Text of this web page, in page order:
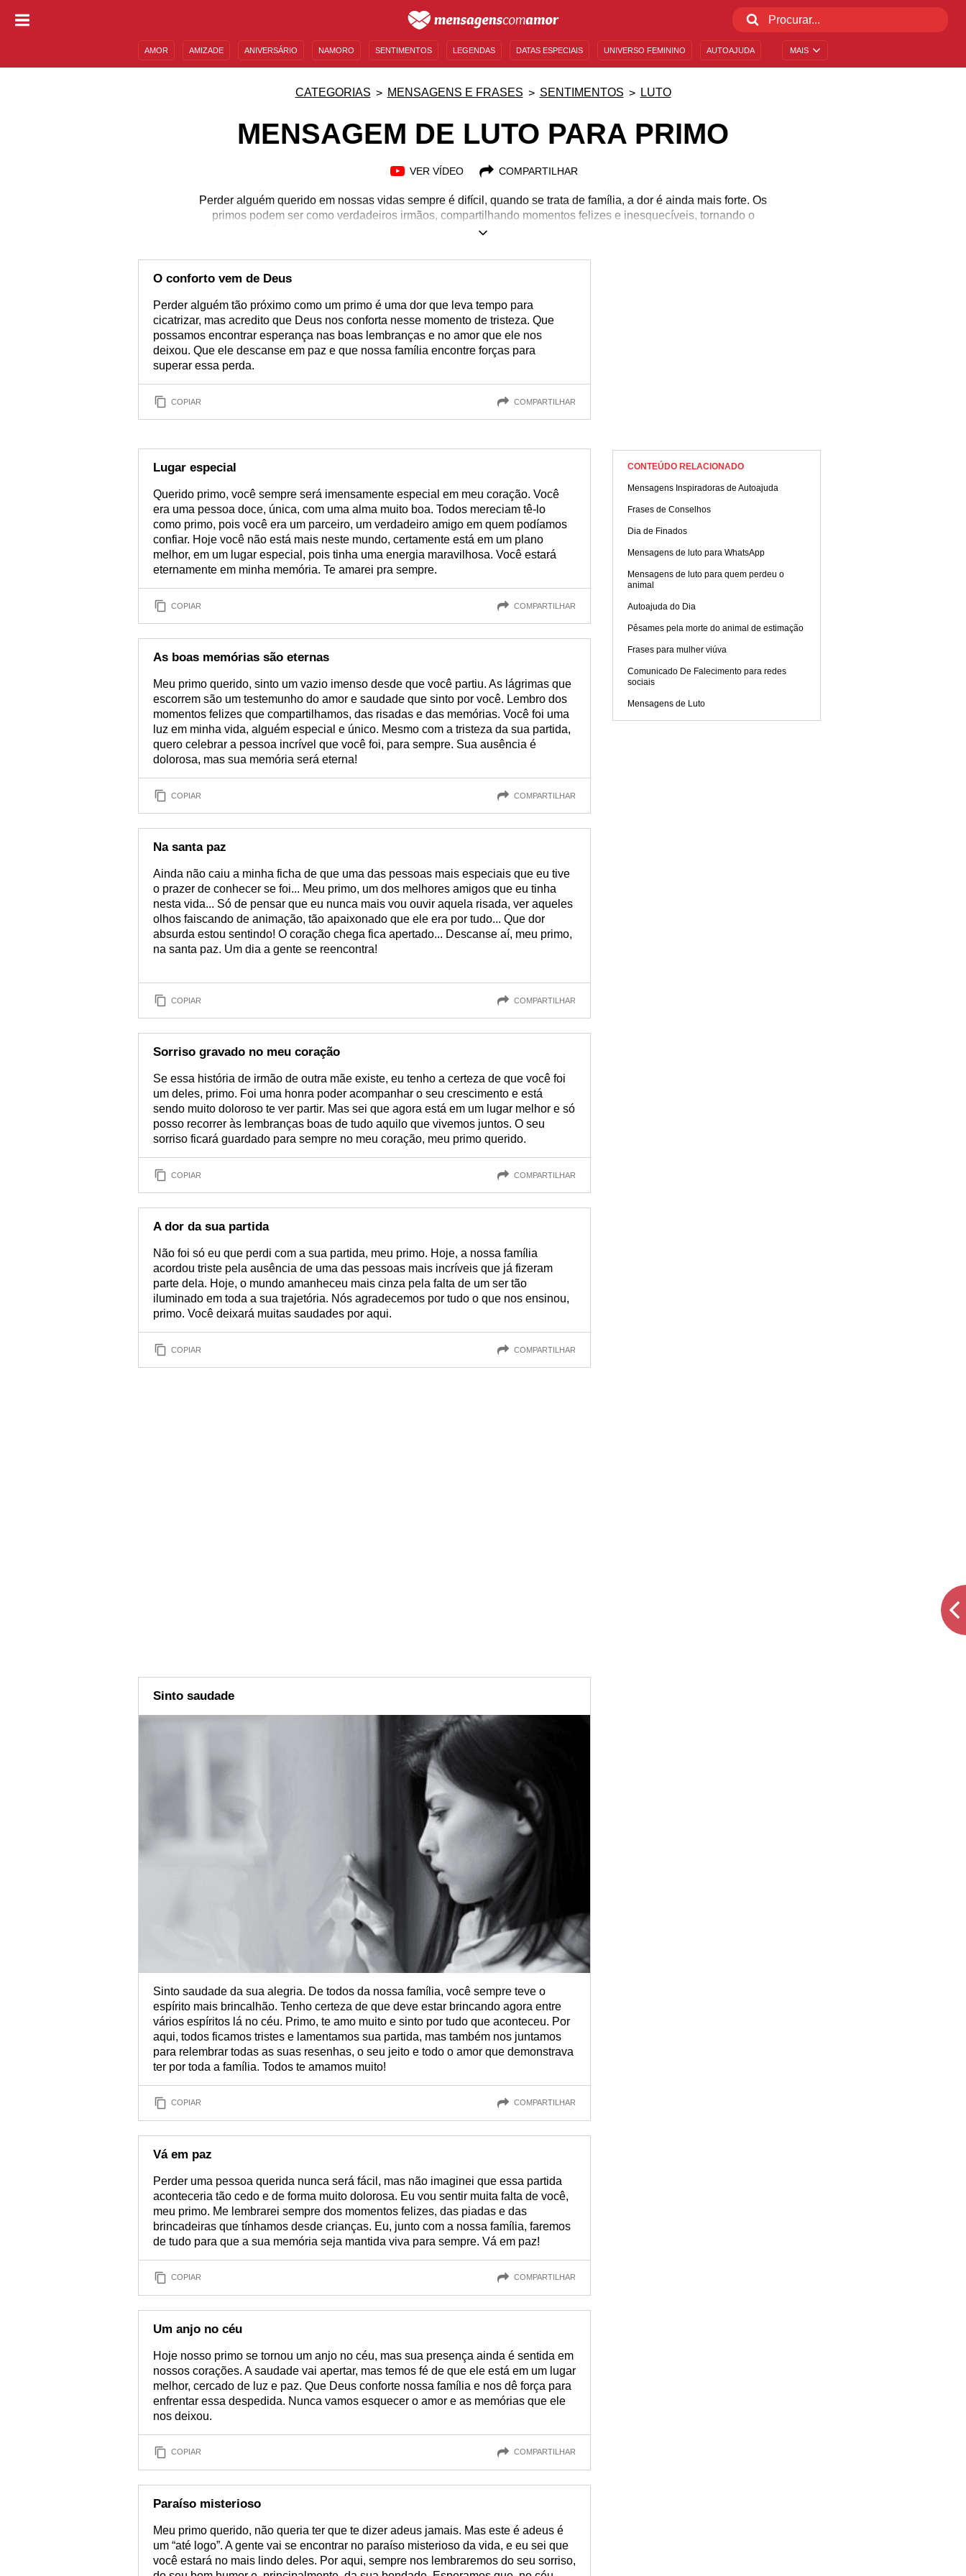
MAIS
AMOR AMIZADE ANIVERSÁRIO NAMORO SENTIMENTOS LEGENDAS DATAS ESPECIAIS UNIVERSO FEMININO AUTOAJUDA
CATEGORIAS MENSAGENS E FRASES SENTIMENTOS LUTO
MENSAGEM DE LUTO PARA PRIMO
VER VÍDEO COMPARTILHAR
Perder alguém querido em nossas vidas sempre é difícil, quando se trata de família, a dor é ainda mais forte. Os
primos podem ser como verdadeiros irmãos, compartilhando momentos felizes e inesquecíveis, tornando o
adeus tão difícil. Acalme seu coração e sua alma com essas mensagens de luto para primo. Passar por essa
sempre se fez presente em sua vida, por isso confira essas mensagens de luto para primo. Enfrente esse
momento difícil e siga em frente, por você e por uma pessoa tão querida. Explore essas 20 mensagens de luto
O conforto vem de Deus
Perder alguém tão próximo como um primo é uma dor que leva tempo para
cicatrizar, mas acredito que Deus nos conforta nesse momento de tristeza. Que
possamos encontrar esperança nas boas lembranças e no amor que ele nos
deixou. Que ele descanse em paz e que nossa família encontre forças para
superar essa perda.
COPIAR COMPARTILHAR
Lugar especial
Querido primo, você sempre será imensamente especial em meu coração. Você
era uma pessoa doce, única, com uma alma muito boa. Todos mereciam tê-lo
como primo, pois você era um parceiro, um verdadeiro amigo em quem podíamos
confiar. Hoje você não está mais neste mundo, certamente está em um plano
melhor, em um lugar especial, pois tinha uma energia maravilhosa. Você estará
eternamente em minha memória. Te amarei pra sempre.
COPIAR COMPARTILHAR
As boas memórias são eternas
Meu primo querido, sinto um vazio imenso desde que você partiu. As lágrimas que
escorrem são um testemunho do amor e saudade que sinto por você. Lembro dos
momentos felizes que compartilhamos, das risadas e das memórias. Você foi uma
luz em minha vida, alguém especial e único. Mesmo com a tristeza da sua partida,
quero celebrar a pessoa incrível que você foi, para sempre. Sua ausência é
dolorosa, mas sua memória será eterna!
COPIAR COMPARTILHAR
Na santa paz
Ainda não caiu a minha ficha de que uma das pessoas mais especiais que eu tive
o prazer de conhecer se foi... Meu primo, um dos melhores amigos que eu tinha
nesta vida... Só de pensar que eu nunca mais vou ouvir aquela risada, ver aqueles
olhos faiscando de animação, tão apaixonado que ele era por tudo... Que dor
absurda estou sentindo! O coração chega fica apertado... Descanse aí, meu primo,
na santa paz. Um dia a gente se reencontra!
COPIAR COMPARTILHAR
Sorriso gravado no meu coração
Se essa história de irmão de outra mãe existe, eu tenho a certeza de que você foi
um deles, primo. Foi uma honra poder acompanhar o seu crescimento e está
sendo muito doloroso te ver partir. Mas sei que agora está em um lugar melhor e só
posso recorrer às lembranças boas de tudo aquilo que vivemos juntos. O seu
sorriso ficará guardado para sempre no meu coração, meu primo querido.
COPIAR COMPARTILHAR
A dor da sua partida
Não foi só eu que perdi com a sua partida, meu primo. Hoje, a nossa família
acordou triste pela ausência de uma das pessoas mais incríveis que já fizeram
parte dela. Hoje, o mundo amanheceu mais cinza pela falta de um ser tão
iluminado em toda a sua trajetória. Nós agradecemos por tudo o que nos ensinou,
primo. Você deixará muitas saudades por aqui.
COPIAR COMPARTILHAR
Sinto saudade
Sinto saudade da sua alegria. De todos da nossa família, você sempre teve o
espírito mais brincalhão. Tenho certeza de que deve estar brincando agora entre
vários espíritos lá no céu. Primo, te amo muito e sinto por tudo que aconteceu. Por
aqui, todos ficamos tristes e lamentamos sua partida, mas também nos juntamos
para relembrar todas as suas resenhas, o seu jeito e todo o amor que demonstrava
ter por toda a família. Todos te amamos muito!
COPIAR COMPARTILHAR
Vá em paz
Perder uma pessoa querida nunca será fácil, mas não imaginei que essa partida
aconteceria tão cedo e de forma muito dolorosa. Eu vou sentir muita falta de você,
meu primo. Me lembrarei sempre dos momentos felizes, das piadas e das
brincadeiras que tínhamos desde crianças. Eu, junto com a nossa família, faremos
de tudo para que a sua memória seja mantida viva para sempre. Vá em paz!
COPIAR COMPARTILHAR
Um anjo no céu
Hoje nosso primo se tornou um anjo no céu, mas sua presença ainda é sentida em
nossos corações. A saudade vai apertar, mas temos fé de que ele está em um lugar
melhor, cercado de luz e paz. Que Deus conforte nossa família e nos dê força para
enfrentar essa despedida. Nunca vamos esquecer o amor e as memórias que ele
nos deixou.
COPIAR COMPARTILHAR
Paraíso misterioso
Meu primo querido, não queria ter que te dizer adeus jamais. Mas este é adeus é
um “até logo”. A gente vai se encontrar no paraíso misterioso da vida, e eu sei que
você estará no mais lindo deles. Por aqui, sempre nos lembraremos do seu sorriso,
CONTEÚDO RELACIONADO
Mensagens Inspiradoras de Autoajuda
Frases de Conselhos
Dia de Finados
Mensagens de luto para WhatsApp
Mensagens de luto para quem perdeu o
animal
Autoajuda do Dia
Pêsames pela morte do animal de estimação
Frases para mulher viúva
Comunicado De Falecimento para redes
sociais
Mensagens de Luto